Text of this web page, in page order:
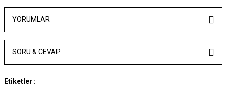
YORUMLAR
SORU & CEVAP
Etiketler :